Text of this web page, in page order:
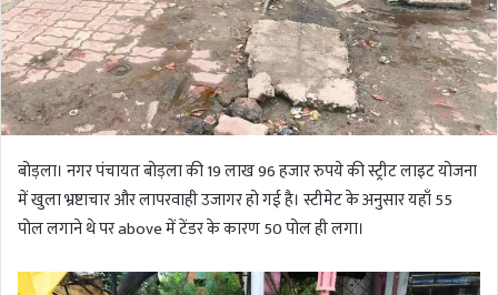
बोड़ला। नगर पंचायत बोड़ला की 19 लाख 96 हजार रुपये की स्ट्रीट लाइट योजना
में खुला भ्रष्टाचार और लापरवाही उजागर हो गई है। स्टीमेट के अनुसार यहाँ 55
पोल लगाने थे पर above में टेंडर के कारण 50 पोल ही लगा।